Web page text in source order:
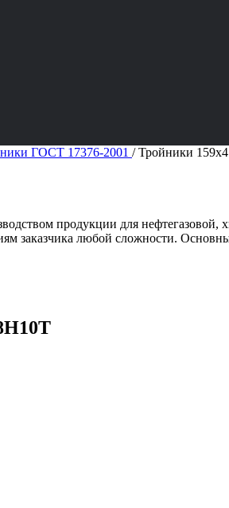
ГОСТ 17376-2001 /Тройники
продукции для
заказчика любой сложности.